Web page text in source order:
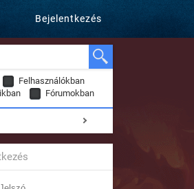
Bejelentkezés
Felhasználókban
Fórumokban